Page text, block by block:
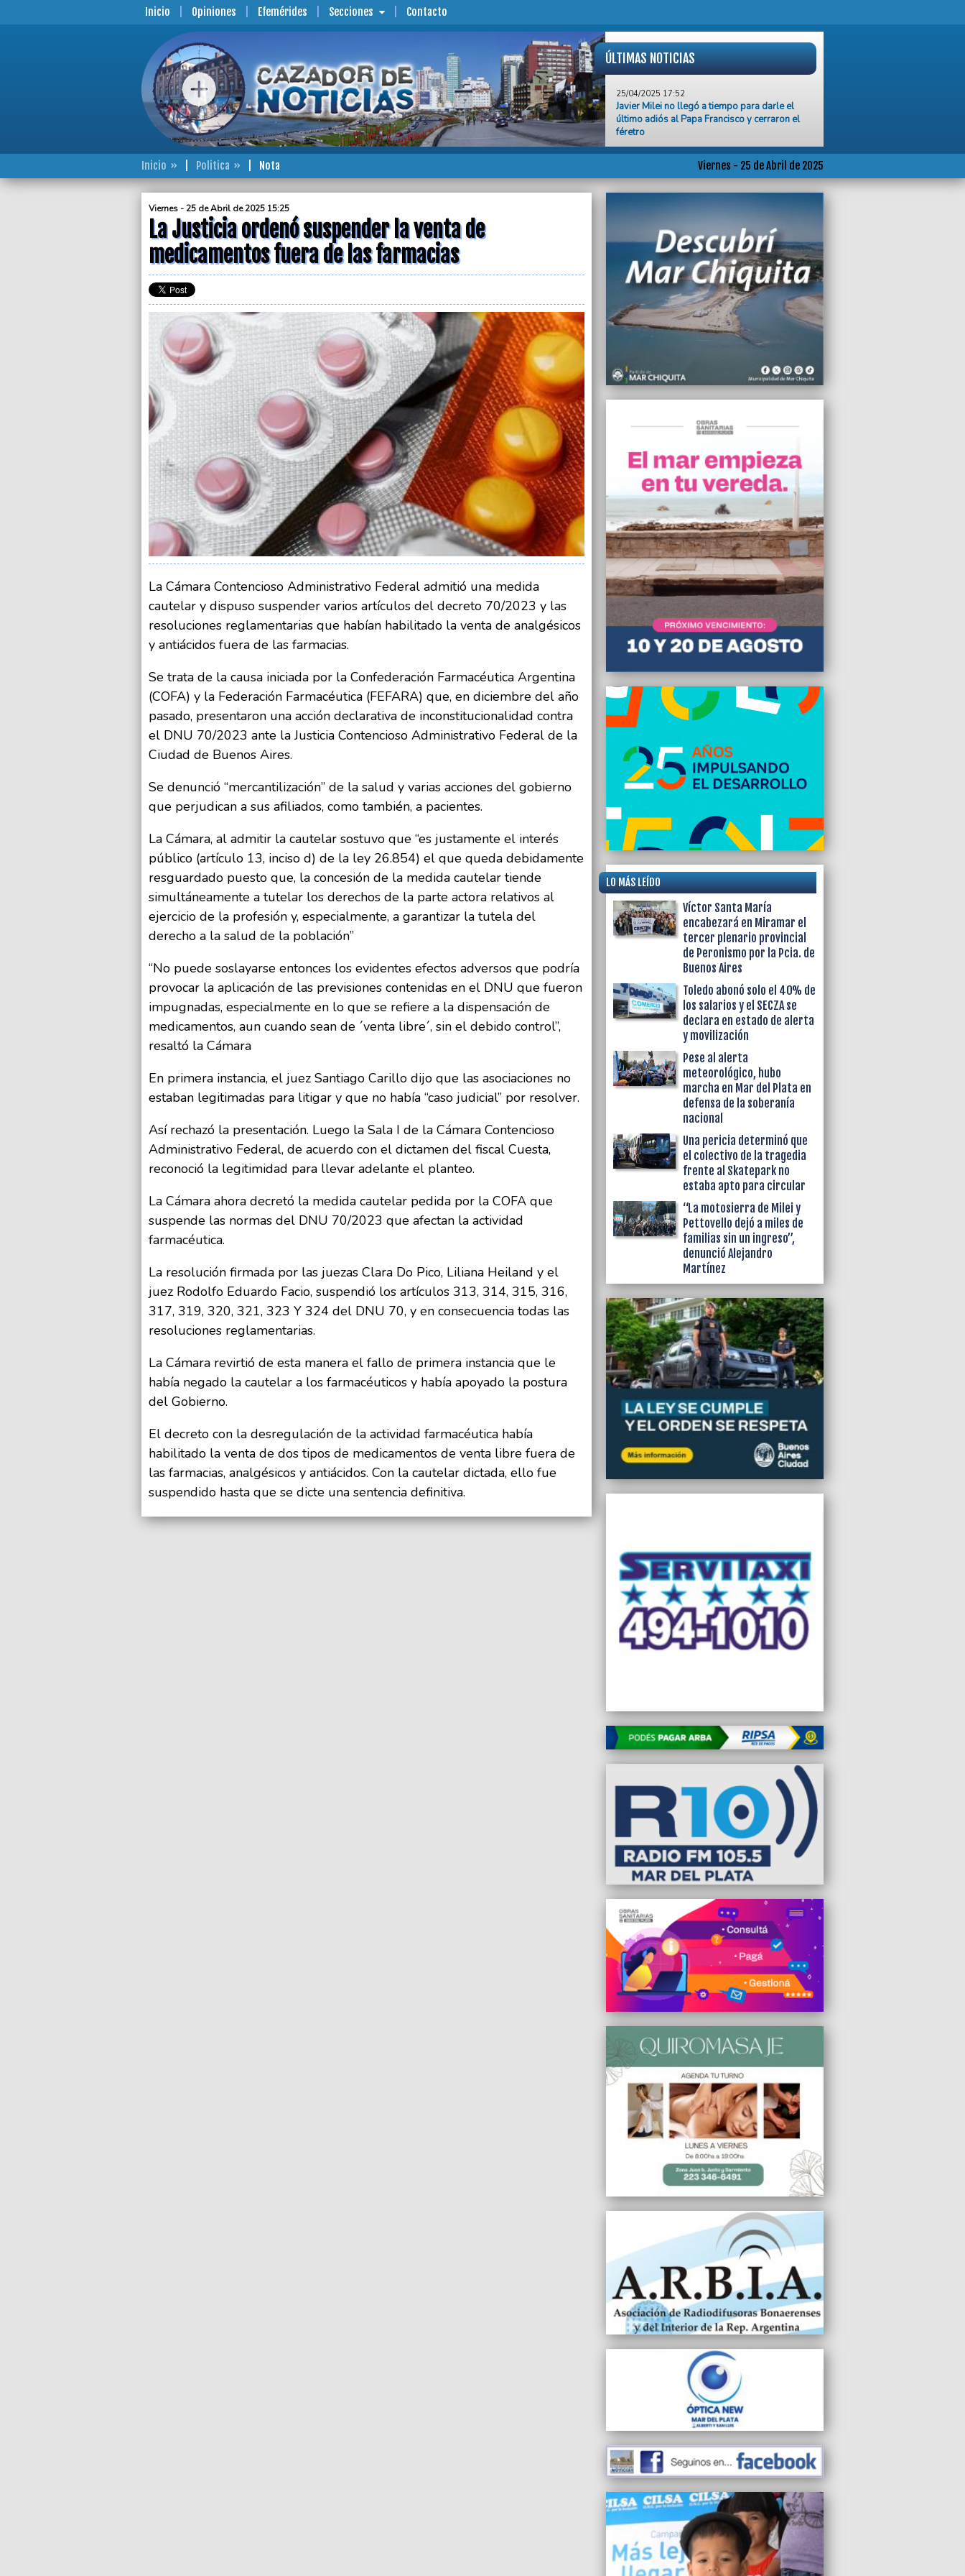
Inicio Opiniones Efemérides Secciones Contacto
ÚLTIMAS NOTICIAS
Javier Milei no llegó a tiempo para darle el
último adiós al Papa Francisco y cerraron el
féretro
Mañana de choques este viernes en las calles
25/04/2025 15:59
La oposición en el HCD volvió ganarle una
desavenencias con la UCR
25/04/2025 15:55
Kristalina Georgieva debió aclarar sus dichos
tras el revuelo que generó su apoyo electoral
al Gobierno de Milei
25/04/2025 15:35
“La esperanza que predicó Francisco fue activa
Unión por la Patria
25/04/2025 15:31
Mar Chiquita presentó la Escuela Secundaria
Israel retiró su condolencia pública por el
fallecimiento del Papa Francisco
25/04/2025 15:25
La Justicia ordenó suspender la venta de
medicamentos fuera de las farmacias
25/04/2025 15:09
Último adiós a Francisco, se realizó el Rito de
Clausura del Féretro
25/04/2025 14:53
El Papa Francisco dejó este mundo sin
propiedades y nunca aceptó cobrar sueldo
Viernes - 25 de Abril de 2025
Inicio Politica Nota
Viernes - 25 de Abril de 2025 15:25
La Justicia ordenó suspender la venta de
medicamentos fuera de las farmacias
La Cámara Contencioso Administrativo Federal admitió una medida
cautelar y dispuso suspender varios artículos del decreto 70/2023 y las
resoluciones reglamentarias que habían habilitado la venta de analgésicos
y antiácidos fuera de las farmacias.
Se trata de la causa iniciada por la Confederación Farmacéutica Argentina
(COFA) y la Federación Farmacéutica (FEFARA) que, en diciembre del año
pasado, presentaron una acción declarativa de inconstitucionalidad contra
el DNU 70/2023 ante la Justicia Contencioso Administrativo Federal de la
Ciudad de Buenos Aires.
Se denunció “mercantilización” de la salud y varias acciones del gobierno
que perjudican a sus afiliados, como también, a pacientes.
La Cámara, al admitir la cautelar sostuvo que “es justamente el interés
público (artículo 13, inciso d) de la ley 26.854) el que queda debidamente
resguardado puesto que, la concesión de la medida cautelar tiende
simultáneamente a tutelar los derechos de la parte actora relativos al
ejercicio de la profesión y, especialmente, a garantizar la tutela del
derecho a la salud de la población”
“No puede soslayarse entonces los evidentes efectos adversos que podría
provocar la aplicación de las previsiones contenidas en el DNU que fueron
impugnadas, especialmente en lo que se refiere a la dispensación de
medicamentos, aun cuando sean de ´venta libre´, sin el debido control”,
resaltó la Cámara
En primera instancia, el juez Santiago Carillo dijo que las asociaciones no
estaban legitimadas para litigar y que no había “caso judicial” por resolver.
Así rechazó la presentación. Luego la Sala I de la Cámara Contencioso
Administrativo Federal, de acuerdo con el dictamen del fiscal Cuesta,
reconoció la legitimidad para llevar adelante el planteo.
La Cámara ahora decretó la medida cautelar pedida por la COFA que
suspende las normas del DNU 70/2023 que afectan la actividad
farmacéutica.
La resolución firmada por las juezas Clara Do Pico, Liliana Heiland y el
juez Rodolfo Eduardo Facio, suspendió los artículos 313, 314, 315, 316,
317, 319, 320, 321, 323 Y 324 del DNU 70, y en consecuencia todas las
resoluciones reglamentarias.
La Cámara revirtió de esta manera el fallo de primera instancia que le
había negado la cautelar a los farmacéuticos y había apoyado la postura
del Gobierno.
El decreto con la desregulación de la actividad farmacéutica había
habilitado la venta de dos tipos de medicamentos de venta libre fuera de
las farmacias, analgésicos y antiácidos. Con la cautelar dictada, ello fue
suspendido hasta que se dicte una sentencia definitiva.
LO MÁS LEÍDO
Víctor Santa María
encabezará en Miramar el
tercer plenario provincial
de Peronismo por la Pcia. de
Buenos Aires
Toledo abonó solo el 40% de
los salarios y el SECZA se
declara en estado de alerta
y movilización
Pese al alerta
meteorológico, hubo
marcha en Mar del Plata en
defensa de la soberanía
nacional
Una pericia determinó que
el colectivo de la tragedia
frente al Skatepark no
estaba apto para circular
“La motosierra de Milei y
Pettovello dejó a miles de
familias sin un ingreso”,
denunció Alejandro
Martínez